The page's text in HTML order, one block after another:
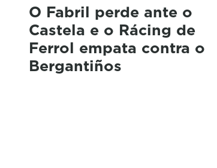
O Fabril perde ante o
Castela e o Rácing de
Ferrol empata contra o
Bergantiños